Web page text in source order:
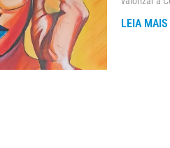
LEIA